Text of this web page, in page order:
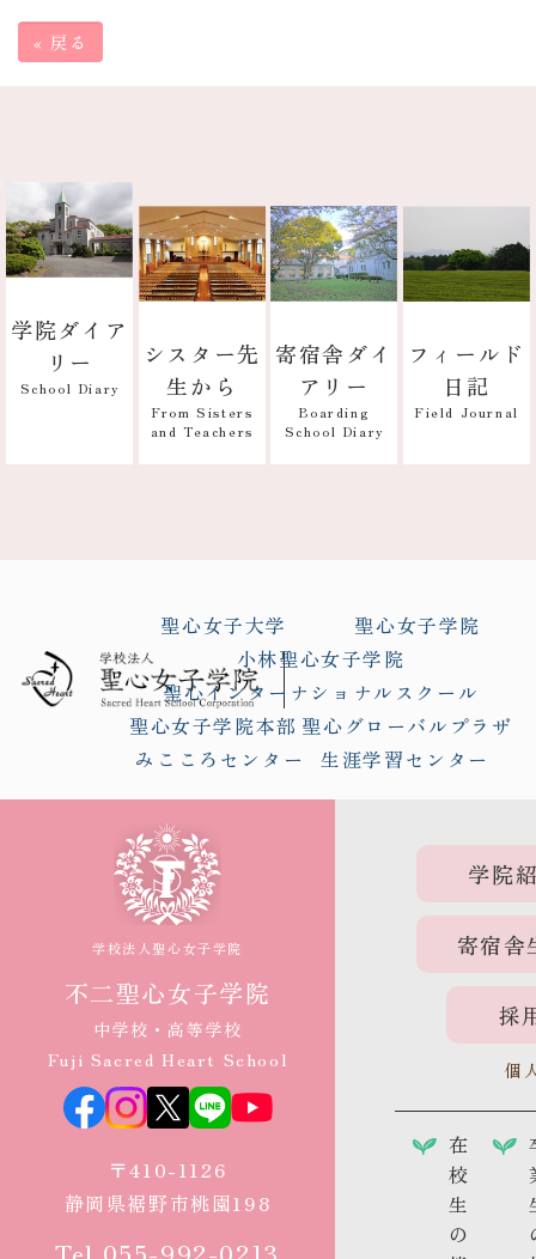
« 戻る
学院ダイア
リー
School Diary
シスター先
生から
From Sisters
and Teachers
寄宿舎ダイ
アリー
Boarding
School Diary
フィールド
日記
Field Journal
聖心女子大学
聖心女子学院
小林聖心女子学院
聖心インターナショナルスクール
聖心女子学院本部 聖心グローバルプラザ
みこころセンター
生涯学習センター
学校法人聖心女子学院
不二聖心女子学院
中学校・高等学校
Fuji Sacred Heart School
〒410-1126
静岡県裾野市桃園198
学院
寄宿舎
採
個
在
校
生
の